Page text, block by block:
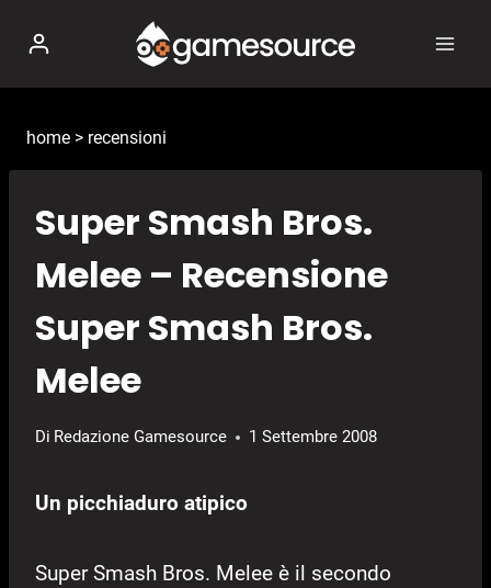
contenuto
home > recensioni
Super Smash Bros.
Melee – Recensione
Super Smash Bros.
Melee
Di Redazione Gamesource 1 Settembre 2008
Un picchiaduro atipico
Super Smash Bros. Melee è il secondo